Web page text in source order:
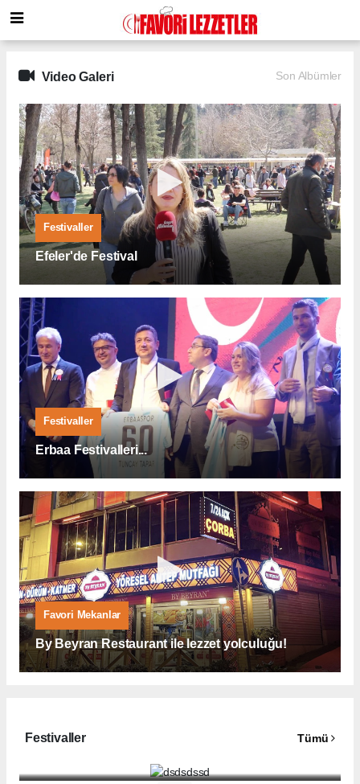
Video Galeri Son Albümler
Festivaller
Efeler'de Festival
Festivaller
Erbaa Festivalleri...
Favori Mekanlar
By Beyran Restaurant ile lezzet yolculuğu!
Festivaller Tümü